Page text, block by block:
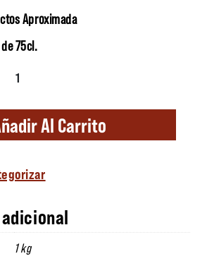
Aproximada
75cl.
Estuche Cartón 3 Botellas cantidad
Al Carrito
1 kg